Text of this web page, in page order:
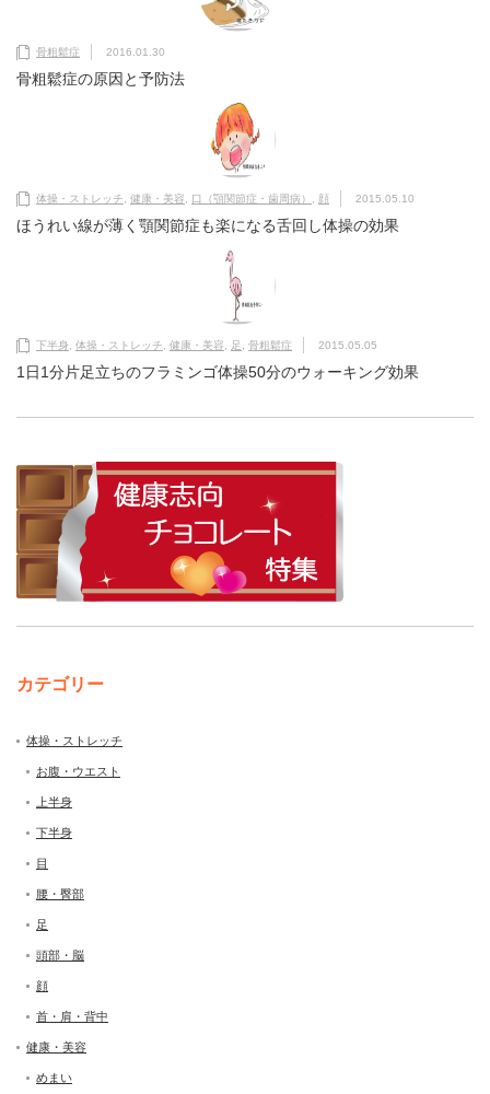
骨粗鬆症 2016.01.30
骨粗鬆症の原因と予防法
体操・ストレッチ, 健康・美容, 口（顎関節症・歯周病） , 顔 2015.05.10
ほうれい線が薄く顎関節症も楽になる舌回し体操の効果
下半身, 体操・ストレッチ, 健康・美容, 足 , 骨粗鬆症 2015.05.05
1日1分片足立ちのフラミンゴ体操50分のウォーキング効果
カテゴリー
体操・ストレッチ
お腹・ウエスト
上半身
下半身
目
腰・臀部
足
頭部・脳
顔
首・肩・背中
健康・美容
めまい